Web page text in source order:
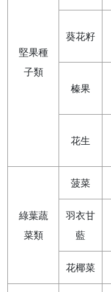
堅果種
子類
葵花籽
榛果
花生
綠葉蔬
菜類
菠菜
羽衣甘
藍
花椰菜